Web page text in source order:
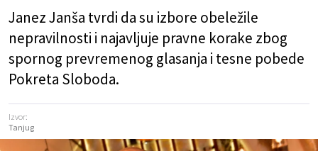
Janez Janša tvrdi da su izbore obeležile
nepravilnosti i najavljuje pravne korake zbog
spornog prevremenog glasanja i tesne pobede
Pokreta Sloboda.
Izvor:
Tanjug